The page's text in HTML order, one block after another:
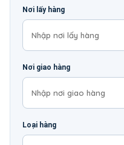
Nơi lấy hàng
Nơi giao hàng
Loại hàng